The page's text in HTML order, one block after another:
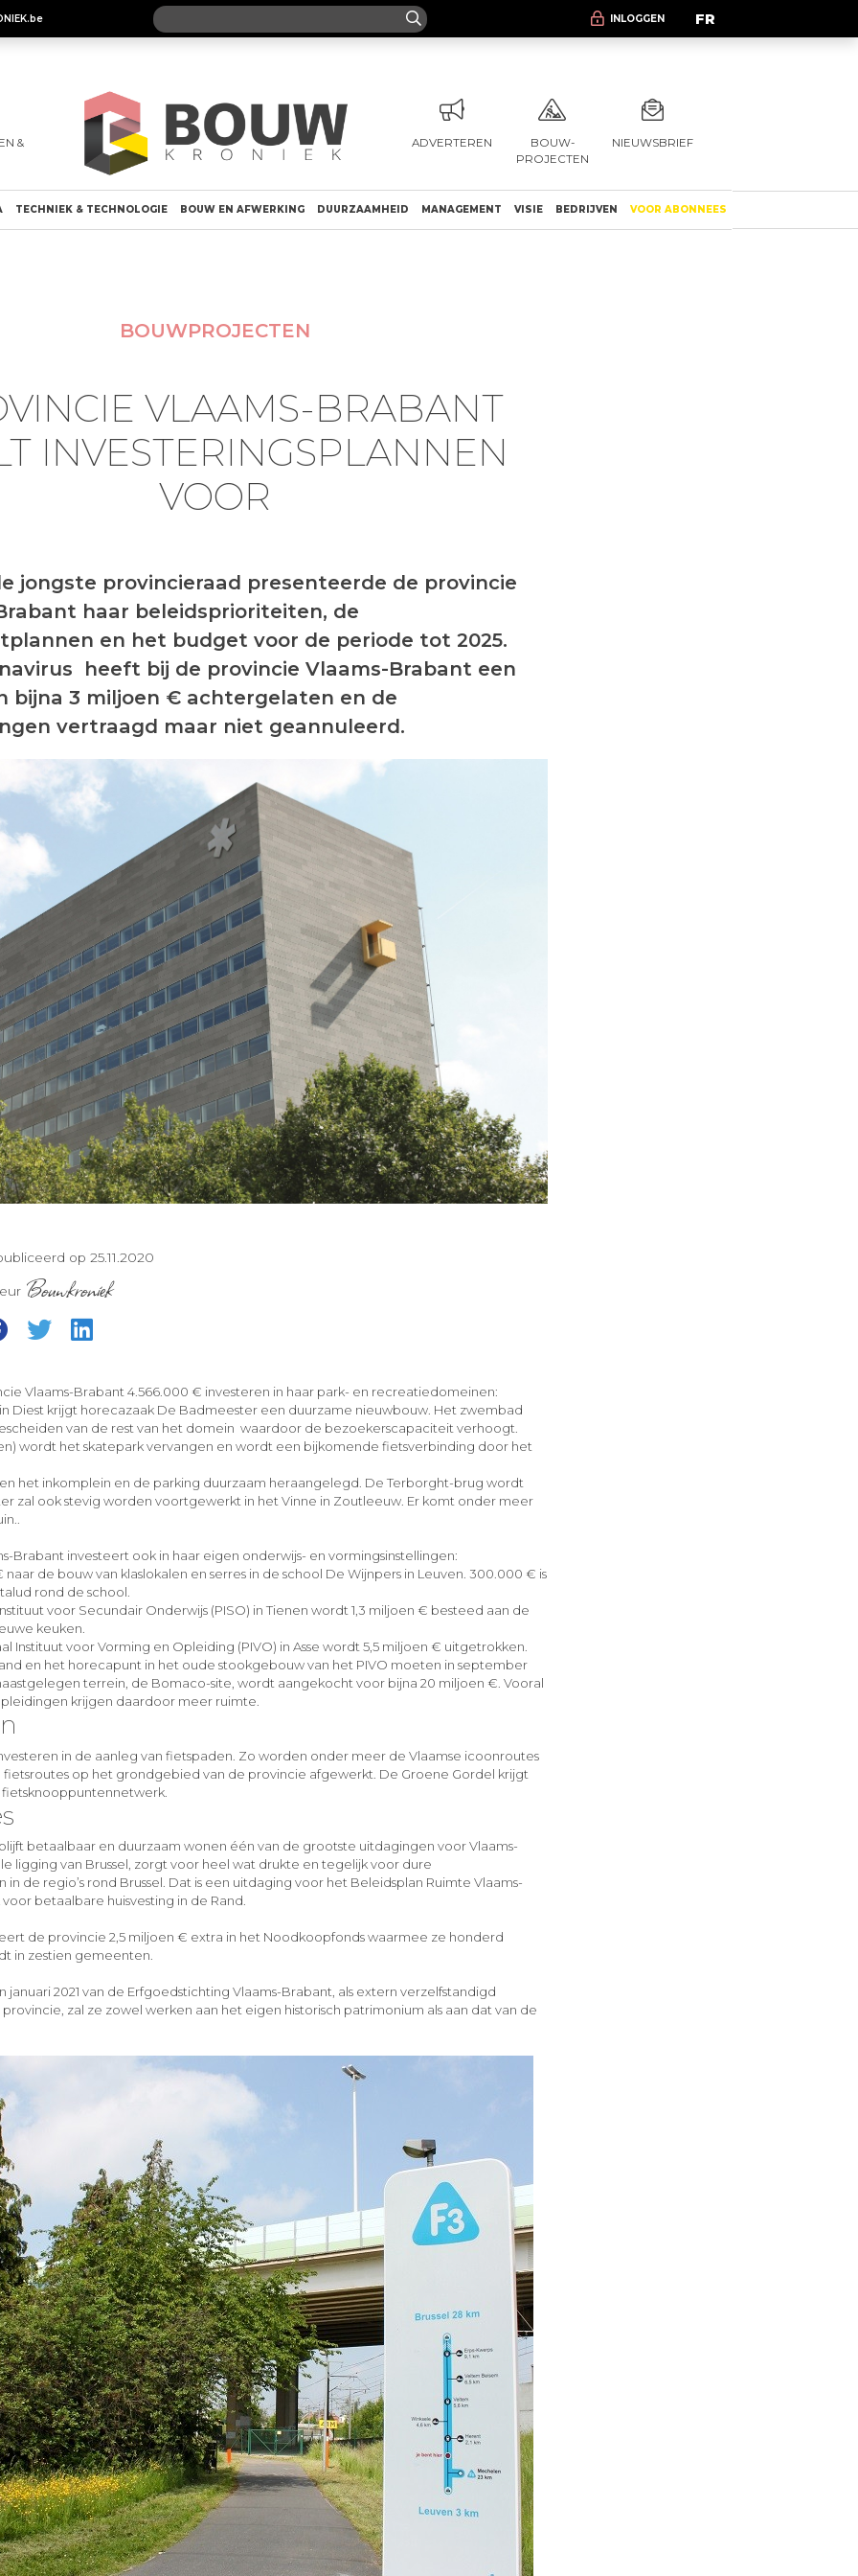
INLOGGEN FR
& ADVERTEREN
BOUW-
PROJECTEN
NIEUWSBRIEF
TECHNIEK & TECHNOLOGIE BOUW EN AFWERKING DUURZAAMHEID MANAGEMENT VISIE BEDRIJVEN VOOR ABONNEES
BOUWPROJECTEN
VLAAMS-BRABANT
INVESTERINGSPLANNEN
VOOR
jongste provincieraad presenteerde de provincie
haar beleidsprioriteiten, de
en het budget voor de periode tot 2025.
heeft bij de provincie Vlaams-Brabant een
bijna 3 miljoen € achtergelaten en de
vertraagd maar niet geannuleerd.
op 25.11.2020
Bouwkroniek
Vlaams-Brabant 4.566.000 € investeren in haar park- en recreatiedomeinen:
in Diest krijgt horecazaak De Badmeester een duurzame nieuwbouw. Het zwembad
van de rest van het domein waardoor de bezoekerscapaciteit verhoogt.
wordt het skatepark vervangen en wordt een bijkomende fietsverbinding door het
het inkomplein en de parking duurzaam heraangelegd. De Terborght-brug wordt
zal ook stevig worden voortgewerkt in het Vinne in Zoutleeuw. Er komt onder meer
Brabant investeert ook in haar eigen onderwijs- en vormingsinstellingen:
naar de bouw van klaslokalen en serres in de school De Wijnpers in Leuven. 300.000 € is
rond de school.
voor Secundair Onderwijs (PISO) in Tienen wordt 1,3 miljoen € besteed aan de
keuken.
Instituut voor Vorming en Opleiding (PIVO) in Asse wordt 5,5 miljoen € uitgetrokken.
en het horecapunt in het oude stookgebouw van het PIVO moeten in september
terrein, de Bomaco-site, wordt aangekocht voor bijna 20 miljoen €. Vooral
krijgen daardoor meer ruimte.
in de aanleg van fietspaden. Zo worden onder meer de Vlaamse icoonroutes
op het grondgebied van de provincie afgewerkt. De Groene Gordel krijgt
betaalbaar en duurzaam wonen één van de grootste uitdagingen voor Vlaams-
ligging van Brussel, zorgt voor heel wat drukte en tegelijk voor dure
de regio’s rond Brussel. Dat is een uitdaging voor het Beleidsplan Ruimte Vlaams-
betaalbare huisvesting in de Rand.
de provincie 2,5 miljoen € extra in het Noodkoopfonds waarmee ze honderd
in zestien gemeenten.
januari 2021 van de Erfgoedstichting Vlaams-Brabant, als extern verzelfstandigd
zal ze zowel werken aan het eigen historisch patrimonium als aan dat van de